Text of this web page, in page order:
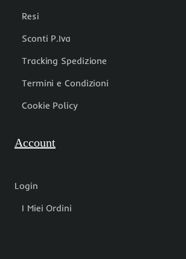
Resi
Sconti P.Iva
Tracking Spedizione
Termini e Condizioni
Cookie Policy
Account
Login
I Miei Ordini